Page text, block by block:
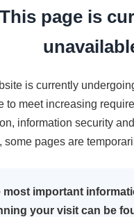
This page is
is currently
to meet increasing
information security
some pages are
most important
your visit can be